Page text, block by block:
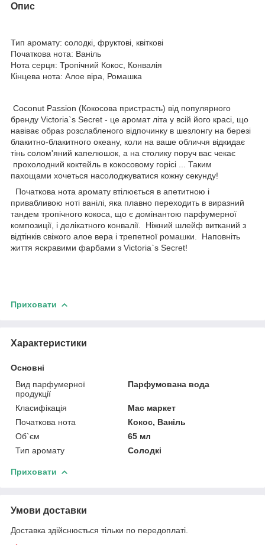
Опис
Тип аромату: солодкі, фруктові, квіткові
Початкова нота: Ваніль
Нота серця: Тропічний Кокос, Конвалія
Кінцева нота: Алое віра, Ромашка
Coconut Passion (Кокосова пристрасть) від популярного
бренду Victoria`s Secret - це аромат літа у всій його красі, що
навіває образ розслабленого відпочинку в шезлонгу на березі
блакитно-блакитного океану, коли на ваше обличчя відкидає
тінь солом'яний капелюшок, а на столику поруч вас чекає
прохолодний коктейль в кокосовому горісі ... Таким
пахощами хочеться насолоджуватися кожну секунду!
Початкова нота аромату втілюється в апетитною і
привабливою ноті ванілі, яка плавно переходить в виразний
тандем тропічного кокоса, що є домінантою парфумерної
композиції, і делікатного конвалії. Ніжний шлейф витканий з
відтінків свіжого алое вера і трепетної ромашки. Наповніть
життя яскравими фарбами з Victoria`s Secret!
Приховати
Характеристики
Основні
Вид парфумерної
продукції
Парфумована вода
Класифікація
Мас маркет
Початкова нота
Кокос, Ваніль
Об`єм
65 мл
Тип аромату
Солодкі
Приховати
Умови доставки
Доставка здійснюється тільки по передоплаті.